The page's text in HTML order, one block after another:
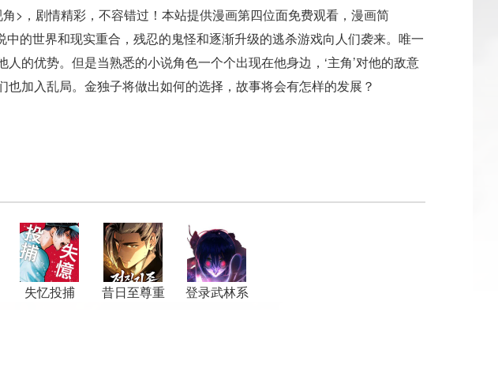
>，剧情精彩，不容错过！本站提供漫画第四位面免费观看，漫画简
中的世界和现实重合，残忍的鬼怪和逐渐升级的逃杀游戏向人们袭来。唯一
的优势。但是当熟悉的小说角色一个个出现在他身边，‘主角’对他的敌意
也加入乱局。金独子将做出如何的选择，故事将会有怎样的发展？
失忆投捕
昔日至尊重
登录武林系